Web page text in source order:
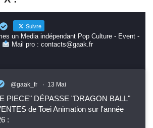
Suivre
un Media indépendant Pop Culture - Event -
Mail pro : contacts@gaak.fr
@gaak_fr · 13 Mai
PIECE" DÉPASSE "DRAGON BALL"
de Toei Animation sur l'année
: